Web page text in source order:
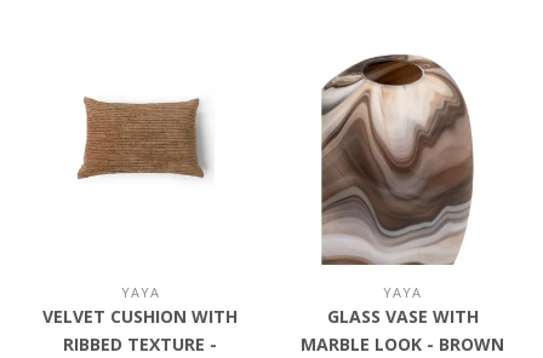
YAYA
VELVET CUSHION WITH
RIBBED TEXTURE -
YAYA
GLASS VASE WITH
MARBLE LOOK - BROWN